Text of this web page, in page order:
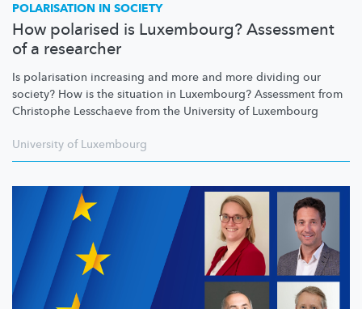
POLARISATION IN SOCIETY
How polarised is Luxembourg? Assessment
of a researcher
Is polarisation increasing and more and more dividing our
society? How is the situation in Luxembourg? Assessment from
Christophe Lesschaeve from the University of Luxembourg
University of Luxembourg